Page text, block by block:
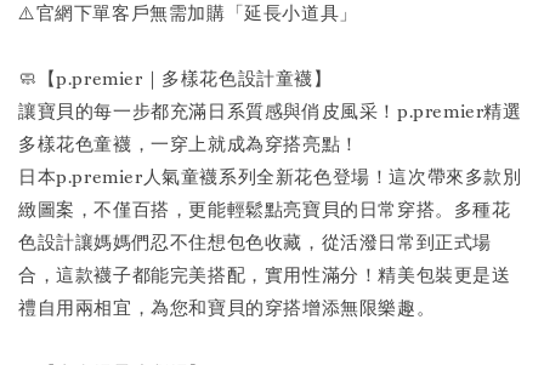
⚠️官網下單客戶無需加購「延長小道具」
🧼【p.premier｜多樣花色設計童襪】
讓寶貝的每一步都充滿日系質感與俏皮風采！p.premier精選
多樣花色童襪，一穿上就成為穿搭亮點！
日本p.premier人氣童襪系列全新花色登場！這次帶來多款別
緻圖案，不僅百搭，更能輕鬆點亮寶貝的日常穿搭。多種花
色設計讓媽媽們忍不住想包色收藏，從活潑日常到正式場
合，這款襪子都能完美搭配，實用性滿分！精美包裝更是送
禮自用兩相宜，為您和寶貝的穿搭增添無限樂趣。